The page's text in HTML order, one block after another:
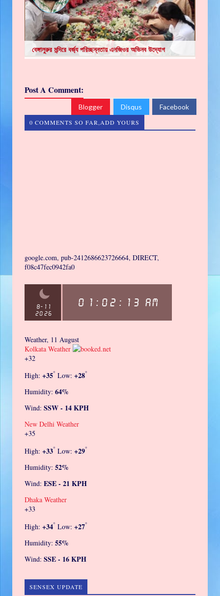
বেঙ্গালুরুর মন্দিরে বর্জ্য পরিচ্ছন্নতায় এনজিওর অভিনব উদ্যোগ
Post A Comment:
Blogger Disqus Facebook
0 COMMENTS SO FAR,ADD YOURS
google.com, pub-2412686623726664, DIRECT,
f08c47fec0942fa0
Weather, 11 August
Kolkata Weather
+32
High: +35° Low: +28°
Humidity: 64%
Wind: SSW - 14 KPH
New Delhi Weather
+35
High: +33° Low: +29°
Humidity: 52%
Wind: ESE - 21 KPH
Dhaka Weather
+33
High: +34° Low: +27°
Humidity: 55%
Wind: SSE - 16 KPH
SENSEX UPDATE